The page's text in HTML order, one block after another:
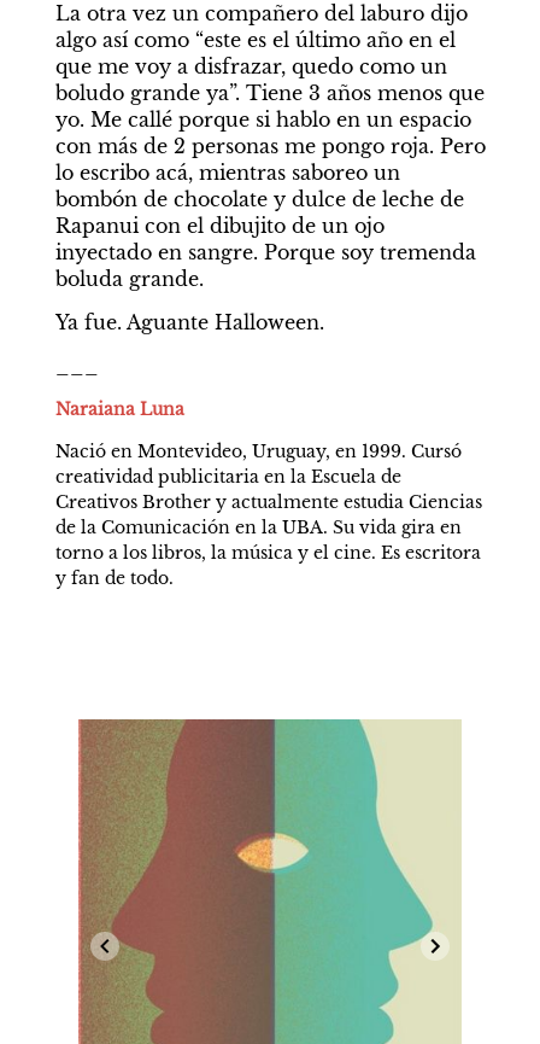
La otra vez un compañero del laburo dijo
algo así como “este es el último año en el
que me voy a disfrazar, quedo como un
boludo grande ya”. Tiene 3 años menos que
yo. Me callé porque si hablo en un espacio
con más de 2 personas me pongo roja. Pero
lo escribo acá, mientras saboreo un
bombón de chocolate y dulce de leche de
Rapanui con el dibujito de un ojo
inyectado en sangre. Porque soy tremenda
boluda grande.
Ya fue. Aguante Halloween.
Naraiana Luna
Nació en Montevideo, Uruguay, en 1999. Cursó
creatividad publicitaria en la Escuela de
Creativos Brother y actualmente estudia Ciencias
de la Comunicación en la UBA. Su vida gira en
torno a los libros, la música y el cine. Es escritora
y fan de todo.